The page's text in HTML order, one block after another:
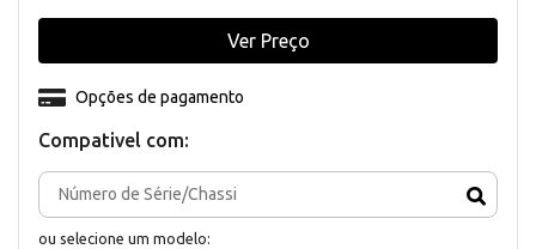
Compativel com:
ou selecione um modelo:
Opções de pagamento
Ver Preço